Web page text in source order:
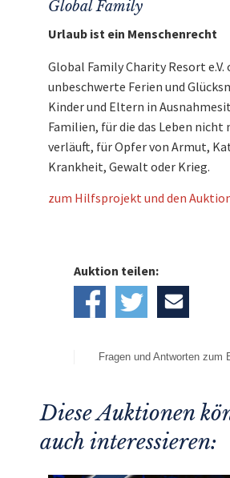
Global Family
Urlaub ist ein Menschenrecht
Global Family Charity Resort
unbeschwerte Ferien und
Kinder und Eltern in
Familien, für die das Leben nicht
verläuft, für Opfer von Armut,
Krankheit, Gewalt oder Krieg.
zum Hilfsprojekt und den
Auktion teilen:
Fragen und Antworten zum
Diese Auktionen
auch interessieren: